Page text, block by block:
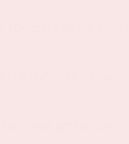
om mee te
in te nemen.
niet groter dan